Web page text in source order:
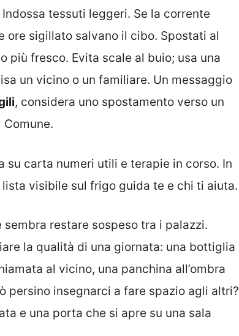
tessuti leggeri. Se la corrente
ore sigillato salvano il cibo. Spostati al
più fresco. Evita scale al buio; usa una
un vicino o un familiare. Un messaggio
, considera uno spostamento verso un
carta numeri utili e terapie in corso. In
visibile sul frigo guida te e chi ti aiuta.
restare sospeso tra i palazzi.
la qualità di una giornata: una bottiglia
al vicino, una panchina all’ombra
persino insegnarci a fare spazio agli altri?
e una porta che si apre su una sala